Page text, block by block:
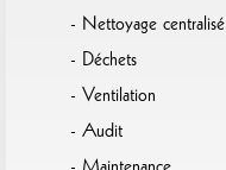
Nettoyage centralisé
Déchets
Ventilation
Audit
Maintenance